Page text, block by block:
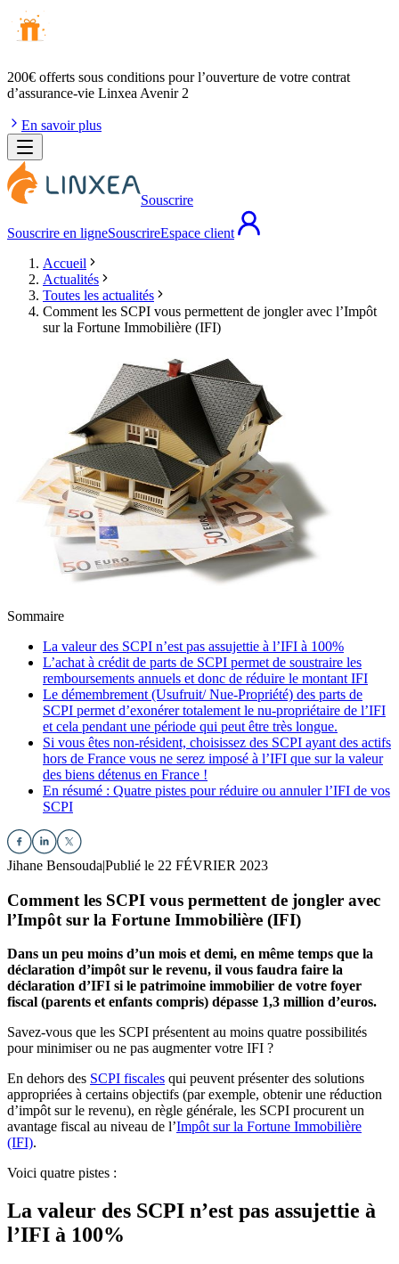
200€ offerts sous conditions pour l’ouverture de votre contrat
d’assurance-vie Linxea Avenir 2
En savoir plus
Souscrire
Souscrire en ligneSouscrireEspace client
Accueil
Actualités
Toutes les actualités
Comment les SCPI vous permettent de jongler avec l’Impôt
sur la Fortune Immobilière (IFI)
Sommaire
La valeur des SCPI n’est pas assujettie à l’IFI à 100%
L’achat à crédit de parts de SCPI permet de soustraire les
remboursements annuels et donc de réduire le montant IFI
Le démembrement (Usufruit/ Nue-Propriété) des parts de
SCPI permet d’exonérer totalement le nu-propriétaire de l’IFI
et cela pendant une période qui peut être très longue.
Si vous êtes non-résident, choisissez des SCPI ayant des actifs
hors de France vous ne serez imposé à l’IFI que sur la valeur
des biens détenus en France !
En résumé : Quatre pistes pour réduire ou annuler l’IFI de vos
SCPI
Jihane Bensouda|Publié le 22 FÉVRIER 2023
Comment les SCPI vous permettent de jongler avec
l’Impôt sur la Fortune Immobilière (IFI)
Dans un peu moins d’un mois et demi, en même temps que la
déclaration d’impôt sur le revenu, il vous faudra faire la
déclaration d’IFI si le patrimoine immobilier de votre foyer
fiscal (parents et enfants compris) dépasse 1,3 million d’euros.
Savez-vous que les SCPI présentent au moins quatre possibilités
pour minimiser ou ne pas augmenter votre IFI ?
En dehors des SCPI fiscales qui peuvent présenter des solutions
appropriées à certains objectifs (par exemple, obtenir une réduction
d’impôt sur le revenu), en règle générale, les SCPI procurent un
avantage fiscal au niveau de l’Impôt sur la Fortune Immobilière
(IFI).
Voici quatre pistes :
La valeur des SCPI n’est pas assujettie à
l’IFI à 100%